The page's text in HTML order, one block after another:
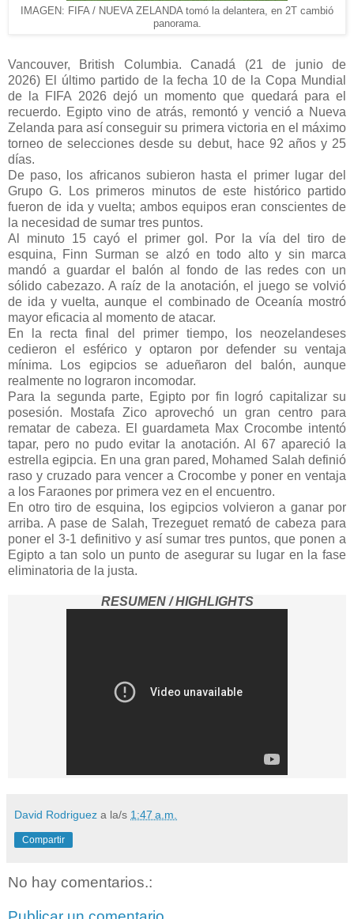
IMAGEN: FIFA / NUEVA ZELANDA tomó la delantera, en 2T cambió
panorama.
Vancouver, British Columbia. Canadá (21 de junio de
2026) El último partido de la fecha 10 de la Copa Mundial
de la FIFA 2026 dejó un momento que quedará para el
recuerdo. Egipto vino de atrás, remontó y venció a Nueva
Zelanda para así conseguir su primera victoria en el máximo
torneo de selecciones desde su debut, hace 92 años y 25
días.
De paso, los africanos subieron hasta el primer lugar del
Grupo G. Los primeros minutos de este histórico partido
fueron de ida y vuelta; ambos equipos eran conscientes de
la necesidad de sumar tres puntos.
Al minuto 15 cayó el primer gol. Por la vía del tiro de
esquina, Finn Surman se alzó en todo alto y sin marca
mandó a guardar el balón al fondo de las redes con un
sólido cabezazo. A raíz de la anotación, el juego se volvió
de ida y vuelta, aunque el combinado de Oceanía mostró
mayor eficacia al momento de atacar.
En la recta final del primer tiempo, los neozelandeses
cedieron el esférico y optaron por defender su ventaja
mínima. Los egipcios se adueñaron del balón, aunque
realmente no lograron incomodar.
Para la segunda parte, Egipto por fin logró capitalizar su
posesión. Mostafa Zico aprovechó un gran centro para
rematar de cabeza. El guardameta Max Crocombe intentó
tapar, pero no pudo evitar la anotación. Al 67 apareció la
estrella egipcia. En una gran pared, Mohamed Salah definió
raso y cruzado para vencer a Crocombe y poner en ventaja
a los Faraones por primera vez en el encuentro.
En otro tiro de esquina, los egipcios volvieron a ganar por
arriba. A pase de Salah, Trezeguet remató de cabeza para
poner el 3-1 definitivo y así sumar tres puntos, que ponen a
Egipto a tan solo un punto de asegurar su lugar en la fase
eliminatoria de la justa.
RESUMEN / HIGHLIGHTS
David Rodriguez a la/s 1:47 a.m.
Compartir
No hay comentarios.: